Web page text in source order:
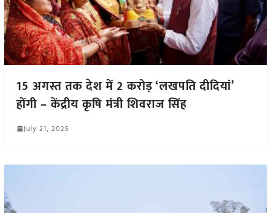
15 अगस्त तक देश में 2 करोड़ ‘लखपति दीदियां’
होंगी – केंद्रीय कृषि मंत्री शिवराज सिंह
July 21, 2025